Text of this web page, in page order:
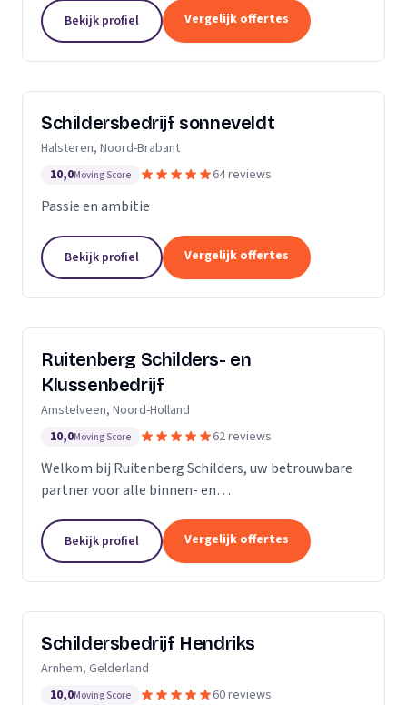
Dan bent u aan het juiste adres.Ik heb al meerdere
jaren ervaring zowel als...
Bekijk profiel Vergelijk offertes
Schildersbedrijf sonneveldt
Halsteren, Noord-Brabant
10,0Moving Score 64 reviews
Passie en ambitie
Bekijk profiel Vergelijk offertes
Ruitenberg Schilders- en
Klussenbedrijf
Amstelveen, Noord-Holland
10,0Moving Score 62 reviews
Welkom bij Ruitenberg Schilders, uw betrouwbare
partner voor alle binnen- en
een gevestigde naam in de provincie Noord-Holland,
met een bijzondere...
Bekijk profiel Vergelijk offertes
Schildersbedrijf Hendriks
Arnhem, Gelderland
10,0Moving Score 60 reviews